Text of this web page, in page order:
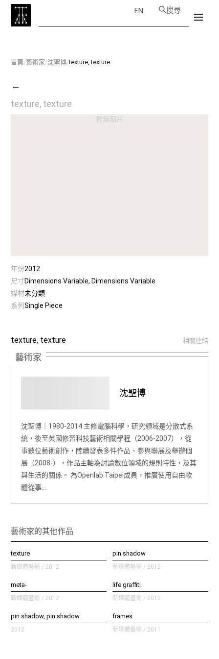
EN 搜尋
首頁/藝術家/沈聖博/texture, texture
←
texture, texture
暫無圖片
年份2012
尺寸Dimensions Variable, Dimensions Variable
媒材未分類
系列Single Piece
texture, texture 相關連結
藝術家
沈聖博
沈聖博｜1980-2014 主修電腦科學，研究領域是分散式系
統，後至英國修習科技藝術相關學程（2006-2007），從
事數位藝術創作，陸續發表多件作品、參與聯展及舉辦個
展（2008-），作品主軸為討論數位領域的規則特性，及其
與生活的關係。 為Openlab.Taipei成員，推廣使用自由軟
體從事…
藝術家的其他作品
texture
新媒體藝術 / 2012
pin shadow
新媒體藝術 / 2012
meta-
新媒體藝術 / 2012
life graffiti
新媒體藝術 / 2012
pin shadow, pin shadow
2012
frames
新媒體藝術 / 2011